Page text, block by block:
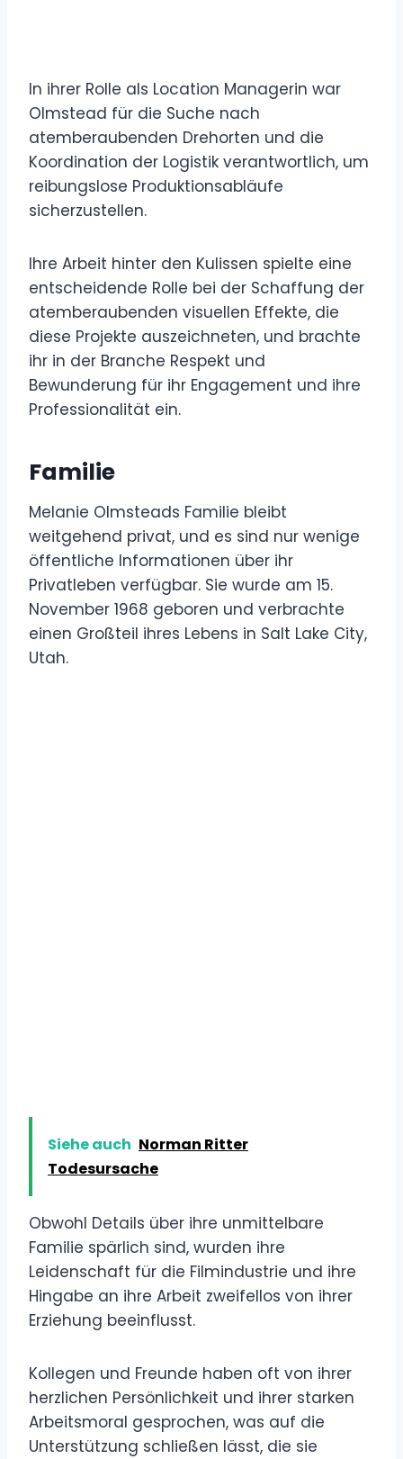
In ihrer Rolle als Location Managerin war
Olmstead für die Suche nach
atemberaubenden Drehorten und die
Koordination der Logistik verantwortlich, um
reibungslose Produktionsabläufe
sicherzustellen.
Ihre Arbeit hinter den Kulissen spielte eine
entscheidende Rolle bei der Schaffung der
atemberaubenden visuellen Effekte, die
diese Projekte auszeichneten, und brachte
ihr in der Branche Respekt und
Bewunderung für ihr Engagement und ihre
Professionalität ein.
Familie
Melanie Olmsteads Familie bleibt
weitgehend privat, und es sind nur wenige
öffentliche Informationen über ihr
Privatleben verfügbar. Sie wurde am 15.
November 1968 geboren und verbrachte
einen Großteil ihres Lebens in Salt Lake City,
Utah.
Siehe auch Norman Ritter
Todesursache
Obwohl Details über ihre unmittelbare
Familie spärlich sind, wurden ihre
Leidenschaft für die Filmindustrie und ihre
Hingabe an ihre Arbeit zweifellos von ihrer
Erziehung beeinflusst.
Kollegen und Freunde haben oft von ihrer
herzlichen Persönlichkeit und ihrer starken
Arbeitsmoral gesprochen, was auf die
Unterstützung schließen lässt, die sie